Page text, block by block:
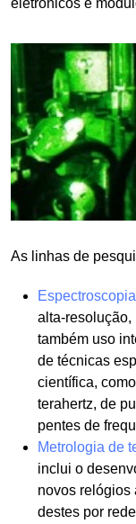
eletrônicos e
As linhas de
alta-
também uso
de técnicas
científica,
terahertz, de
pentes de
Metrologia de
inclui o
novos relógios
destes por